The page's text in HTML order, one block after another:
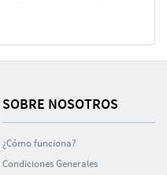
SOBRE NOSOTROS
¿Cómo funciona?
Condiciones Generales